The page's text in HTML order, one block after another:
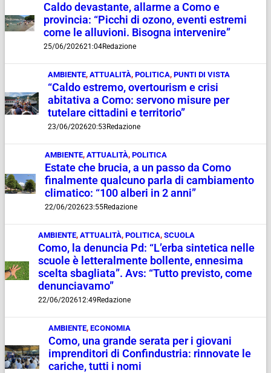
Caldo devastante, allarme a Como e
provincia: “Picchi di ozono, eventi estremi
come le alluvioni. Bisogna intervenire”
25/06/202621:04Redazione
AMBIENTE, ATTUALITÀ, POLITICA, PUNTI DI VISTA
“Caldo estremo, overtourism e crisi
abitativa a Como: servono misure per
tutelare cittadini e territorio”
23/06/202620:53Redazione
AMBIENTE, ATTUALITÀ, POLITICA
Estate che brucia, a un passo da Como
finalmente qualcuno parla di cambiamento
climatico: “100 alberi in 2 anni”
22/06/202623:55Redazione
AMBIENTE,ATTUALITÀ,POLITICA,SCUOLA
Como, la denuncia Pd: “L’erba sintetica nelle
scuole è letteralmente bollente, ennesima
scelta sbagliata”. Avs: “Tutto previsto, come
denunciavamo”
22/06/202612:49Redazione
AMBIENTE, ECONOMIA
Como, una grande serata per i giovani
imprenditori di Confindustria: rinnovate le
cariche, tutti i nomi